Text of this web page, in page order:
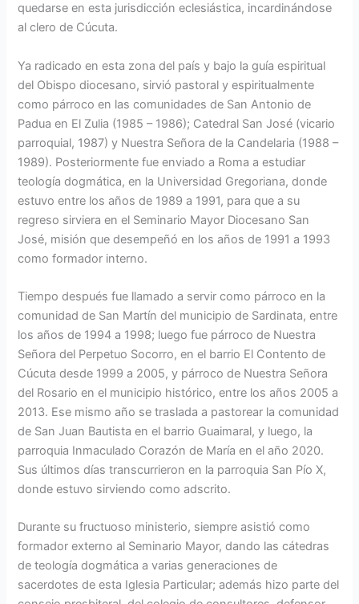
quedarse en esta jurisdicción eclesiástica, incardinándose
al clero de Cúcuta.
Ya radicado en esta zona del país y bajo la guía espiritual
del Obispo diocesano, sirvió pastoral y espiritualmente
como párroco en las comunidades de San Antonio de
Padua en El Zulia (1985 – 1986); Catedral San José (vicario
parroquial, 1987) y Nuestra Señora de la Candelaria (1988 –
1989). Posteriormente fue enviado a Roma a estudiar
teología dogmática, en la Universidad Gregoriana, donde
estuvo entre los años de 1989 a 1991, para que a su
regreso sirviera en el Seminario Mayor Diocesano San
José, misión que desempeñó en los años de 1991 a 1993
como formador interno.
Tiempo después fue llamado a servir como párroco en la
comunidad de San Martín del municipio de Sardinata, entre
los años de 1994 a 1998; luego fue párroco de Nuestra
Señora del Perpetuo Socorro, en el barrio El Contento de
Cúcuta desde 1999 a 2005, y párroco de Nuestra Señora
del Rosario en el municipio histórico, entre los años 2005 a
2013. Ese mismo año se traslada a pastorear la comunidad
de San Juan Bautista en el barrio Guaimaral, y luego, la
parroquia Inmaculado Corazón de María en el año 2020.
Sus últimos días transcurrieron en la parroquia San Pío X,
donde estuvo sirviendo como adscrito.
Durante su fructuoso ministerio, siempre asistió como
formador externo al Seminario Mayor, dando las cátedras
de teología dogmática a varias generaciones de
sacerdotes de esta Iglesia Particular; además hizo parte del